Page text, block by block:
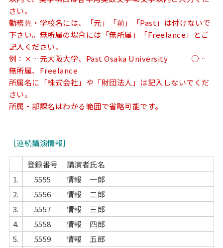
さい。
勤務先・学校名には、「元」「前」「Past」は付けないで
下さい。無所属の場合には「無所属」「Freelance」とご
記入ください。
例：×…元大阪大学、Past Osaka University ○…
無所属、Freelance
所属名に「株式会社」や「財団法人」は記入しないでくだ
さい。
所属・部課名はわかる範囲で省略可能です。
［連続講演情報］
登録番号
講演者氏名
1.
5555
情報 一郎
2.
5556
情報 二郎
3.
5557
情報 三郎
4.
5558
情報 四郎
5.
5559
情報 五郎